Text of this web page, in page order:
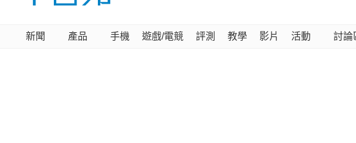
新聞 產品 手機 遊戲/電競 評測 教學 影片 活動 討論